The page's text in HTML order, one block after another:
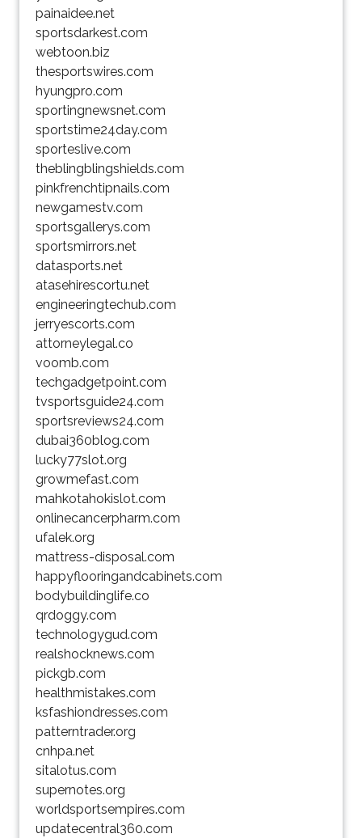
painaidee.net
sportsdarkest.com
webtoon.biz
thesportswires.com
hyungpro.com
sportingnewsnet.com
sportstime24day.com
sporteslive.com
theblingblingshields.com
pinkfrenchtipnails.com
newgamestv.com
sportsgallerys.com
sportsmirrors.net
datasports.net
atasehirescortu.net
engineeringtechub.com
jerryescorts.com
attorneylegal.co
voomb.com
techgadgetpoint.com
tvsportsguide24.com
sportsreviews24.com
dubai360blog.com
lucky77slot.org
growmefast.com
mahkotahokislot.com
onlinecancerpharm.com
ufalek.org
mattress-disposal.com
happyflooringandcabinets.com
bodybuildinglife.co
qrdoggy.com
technologygud.com
realshocknews.com
pickgb.com
healthmistakes.com
ksfashiondresses.com
patterntrader.org
cnhpa.net
sitalotus.com
supernotes.org
worldsportsempires.com
updatecentral360.com